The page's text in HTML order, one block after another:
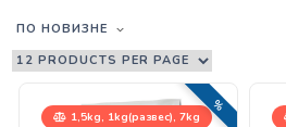
ПО НОВИЗНЕ
1,5kg, 1kg(развес), 7kg
РАСПРОДАЖА!